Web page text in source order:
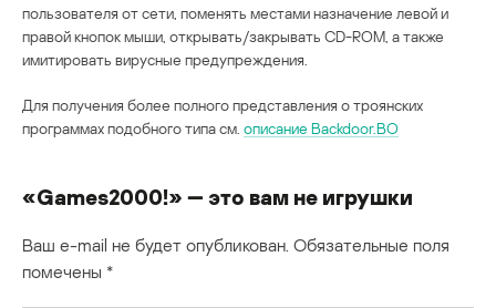
пользователя от сети, поменять местами назначение левой и
правой кнопок мыши, открывать/закрывать CD-ROM, а также
имитировать вирусные предупреждения.
Для получения более полного представления о троянских
программах подобного типа см. описание Backdoor.BO
«Games2000!» — это вам не игрушки
Ваш e-mail не будет опубликован. Обязательные поля
помечены *